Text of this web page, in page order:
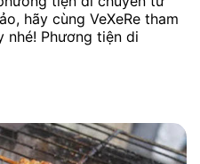
hãy cùng VeXeRe tham
nhé! Phương tiện di